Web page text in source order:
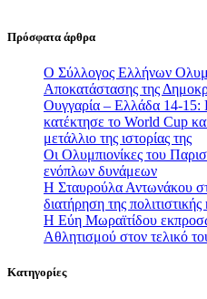
Πρόσφατα άρθρα
Ο Σύλλογος Ελλήνων
Αποκατάστασης της
Ουγγαρία – Ελλάδα 14-15:
κατέκτησε το World Cup
μετάλλιο της ιστορίας της
Οι Ολυμπιονίκες του
ενόπλων δυνάμεων
Η Σταυρούλα Αντωνάκου
διατήρηση της
Η Εύη Μωραϊτίδου
Αθλητισμού στον τελικό
Κατηγορίες